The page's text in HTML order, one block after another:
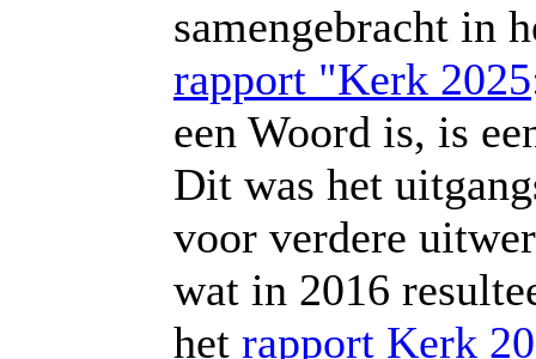
samengebracht in
rapport "Kerk 2025
een Woord is, is
Dit was het
voor verdere
wat in 2016
het rapport Kerk